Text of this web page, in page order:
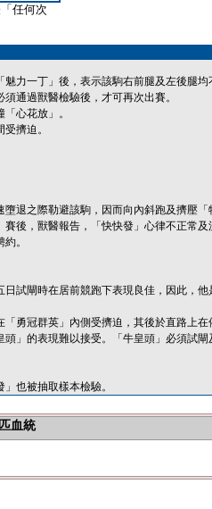
任何次
力一丁」後，表示該駒右前腿及左後腿均
通過獸醫檢驗後，才可再次出賽。
心花放」。
擠迫。
退之際勒避該駒，因而向內斜跑及擠壓「
後，獸醫報告，「快快發」心律不正常
。
試閘時在居前競跑下表現良佳，因此，他
勇冠群英」內側受擠迫，其後於直路上在
」的表現難以接受。「牛皇頭」必須試
也被抽取樣本檢驗。
血統